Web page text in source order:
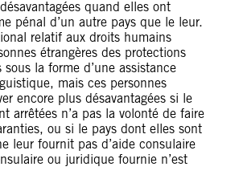
quand elles ont
pénal d’un autre pays que le leur.
relatif aux droits humains
étrangères des protections
la forme d’une assistance
mais ces personnes
encore plus désavantagées si le
arrêtées n’a pas la volonté de faire
ou si le pays dont elles sont
leur fournit pas d’aide consulaire
ou juridique fournie n’est